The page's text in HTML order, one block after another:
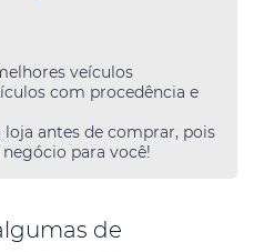
veículos
com procedência e
antes de comprar, pois
para você!
de